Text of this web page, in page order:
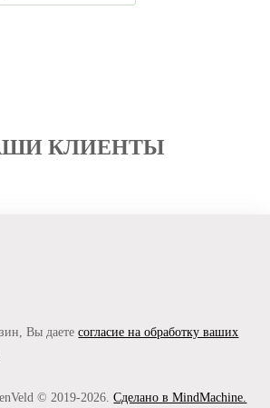
КЛИЕНТЫ
Вы даетесогласие на обработку ваших
© 2019-2026.Сделано в MindMachine.